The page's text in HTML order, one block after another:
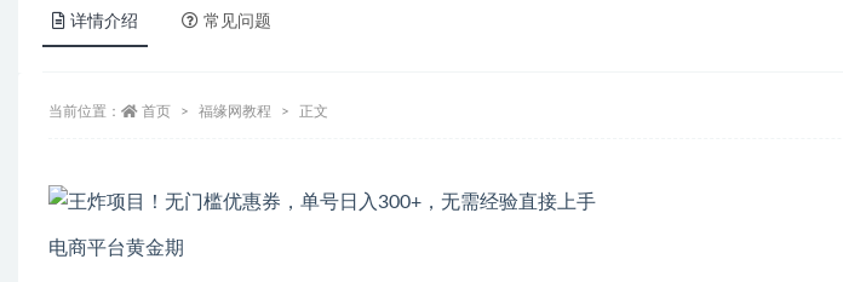
详情介绍 常见问题
当前位置： 首页 福缘网教程 正文
电商平台黄金期